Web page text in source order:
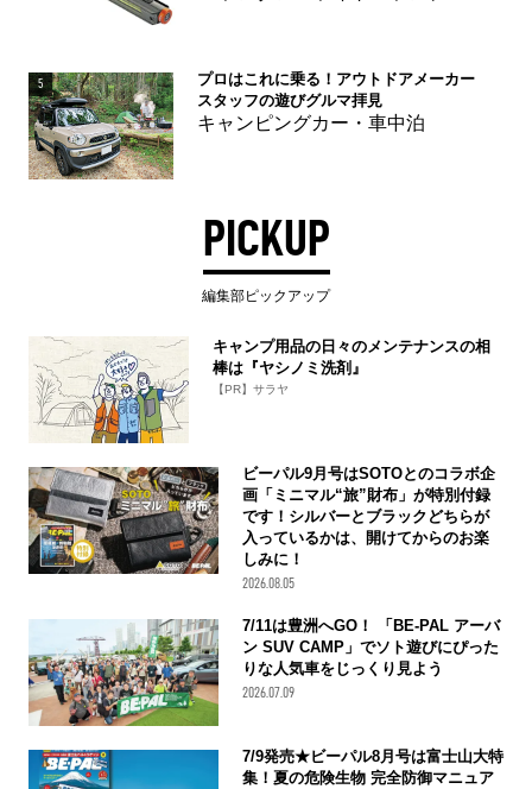
5
プロはこれに乗る！アウトドアメーカー
スタッフの遊びグルマ拝見
キャンピングカー・車中泊
PICKUP
編集部ピックアップ
キャンプ用品の日々のメンテナンスの相
棒は『ヤシノミ洗剤』
【PR】サラヤ
ビーパル9月号はSOTOとのコラボ企
画「ミニマル“旅”財布」が特別付録
です！シルバーとブラックどちらが
入っているかは、開けてからのお楽
しみに！
2026.08.05
7/11は豊洲へGO！ 「BE-PAL アーバ
ン SUV CAMP」でソト遊びにぴった
りな人気車をじっくり見よう
2026.07.09
7/9発売★ビーパル8月号は富士山大特
集！夏の危険生物 完全防御マニュア